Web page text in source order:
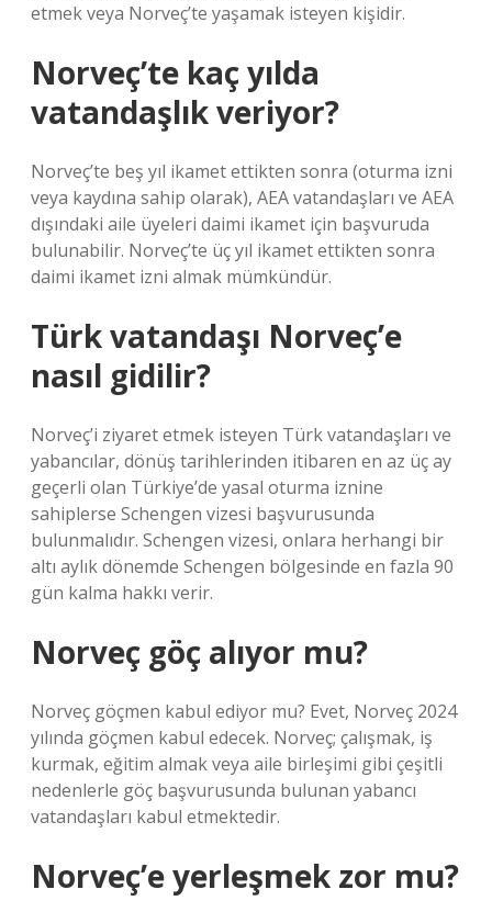
etmek veya Norveç’te yaşamak isteyen kişidir.
Norveç’te kaç yılda
vatandaşlık veriyor?
Norveç’te beş yıl ikamet ettikten sonra (oturma izni
veya kaydına sahip olarak), AEA vatandaşları ve AEA
dışındaki aile üyeleri daimi ikamet için başvuruda
bulunabilir. Norveç’te üç yıl ikamet ettikten sonra
daimi ikamet izni almak mümkündür.
Türk vatandaşı Norveç’e
nasıl gidilir?
Norveç’i ziyaret etmek isteyen Türk vatandaşları ve
yabancılar, dönüş tarihlerinden itibaren en az üç ay
geçerli olan Türkiye’de yasal oturma iznine
sahiplerse Schengen vizesi başvurusunda
bulunmalıdır. Schengen vizesi, onlara herhangi bir
altı aylık dönemde Schengen bölgesinde en fazla 90
gün kalma hakkı verir.
Norveç göç alıyor mu?
Norveç göçmen kabul ediyor mu? Evet, Norveç 2024
yılında göçmen kabul edecek. Norveç; çalışmak, iş
kurmak, eğitim almak veya aile birleşimi gibi çeşitli
nedenlerle göç başvurusunda bulunan yabancı
vatandaşları kabul etmektedir.
Norveç’e yerleşmek zor mu?